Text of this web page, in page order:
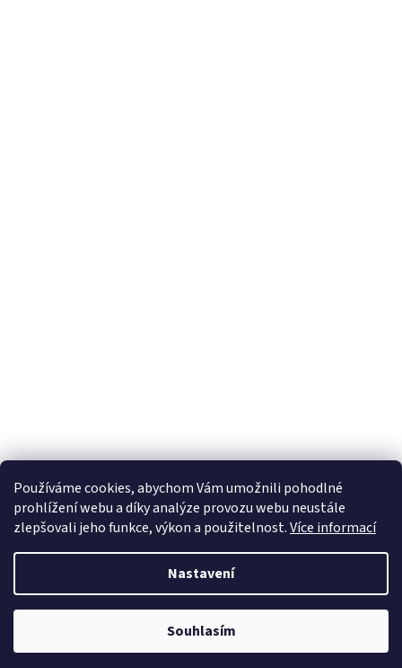
Používáme cookies, abychom Vám umožnili pohodlné
prohlížení webu a díky analýze provozu webu neustále
zlepšovali jeho funkce, výkon a použitelnost.Více informací
Nastavení
Souhlasím
Vytvořil Shoptet
WA shop. Všechna práva vyhrazena.